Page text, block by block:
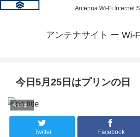
Antenna Wi-Fi Internet
アンテナサイト ー Wi-
今日5月25日はプリンの日
今日は何の日？
Twitter Facebook